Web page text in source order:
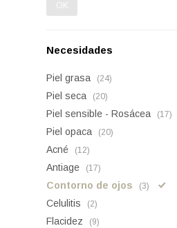
OK
Necesidades
Piel grasa (24)
Piel seca (20)
Piel sensible - Rosácea (17)
Piel opaca (20)
Acné (12)
Antiage (17)
Contorno de ojos (3)
Celulitis (2)
Flacidez (9)